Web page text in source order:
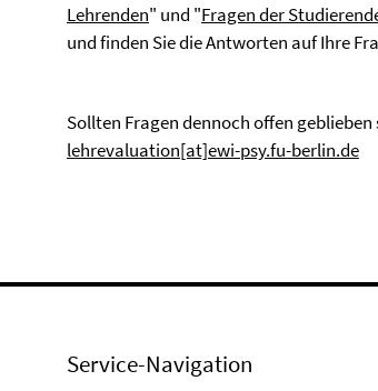
Lehrenden" und "Fragen der
und finden Sie die Antworten auf Ihre
Sollten Fragen dennoch offen
lehrevaluation[at]ewi-psy.fu-berlin.de
Service-Navigation